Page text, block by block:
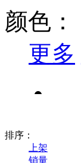
颜色：
更多
排序：
上架
销量